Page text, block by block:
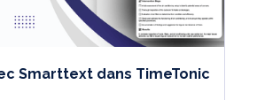
Smarttext dans TimeTonic